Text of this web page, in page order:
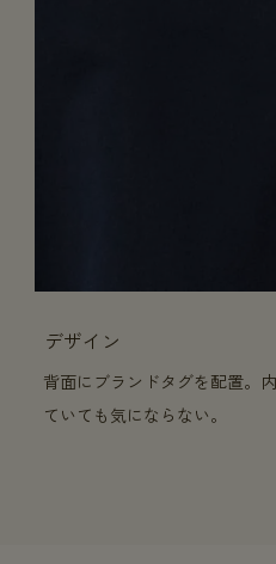
デザイン
背面にブランドタグを配置。
ていても気にならない。